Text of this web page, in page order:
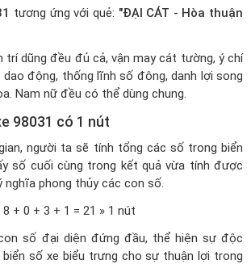
tương ứng với quẻ: "ĐẠI CÁT - Hòa thuận
trí dũng đều đủ cả, vận may cát tường, ý chí
dao động, thống lĩnh số đông, danh lợi song
Nam nữ đều có thể dùng chung.
98031 có 1 nút
người ta sẽ tính tổng các số trong biển
số cuối cùng trong kết quả vừa tính được
nghĩa phong thủy các con số.
+ 0 + 3 + 1 = 21 » 1 nút
số đại diện đứng đầu, thể hiện sự độc
số xe biểu trưng cho sự thuận lợi trong